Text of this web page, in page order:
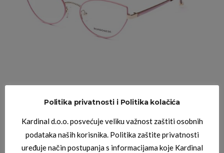
BORBONESE SIRIO 07
Politika privatnosti i Politika kolačića
Kardinal d.o.o. posvećuje veliku važnost zaštiti osobnih
podataka naših korisnika. Politika zaštite privatnosti
uređuje način postupanja s informacijama koje Kardinal